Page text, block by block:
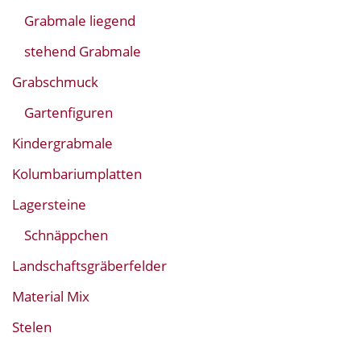
Grabmale liegend
stehend Grabmale
Grabschmuck
Gartenfiguren
Kindergrabmale
Kolumbariumplatten
Lagersteine
Schnäppchen
Landschaftsgräberfelder
Material Mix
Stelen